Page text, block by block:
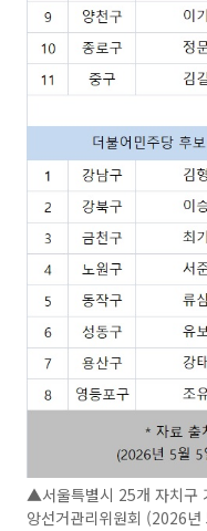
▲서울특별시 25개 자치구
앙선거관리위원회 (2026